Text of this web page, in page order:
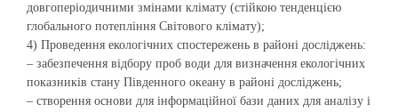
довгоперіодичними змінами клімату (стійкою тенденцією
глобального потепління Світового клімату);
4) Проведення екологічних спостережень в районі досліджень:
– забезпечення відбору проб води для визначення екологічних
показників стану Південного океану в районі досліджень;
– створення основи для інформаційної бази даних для аналізу і